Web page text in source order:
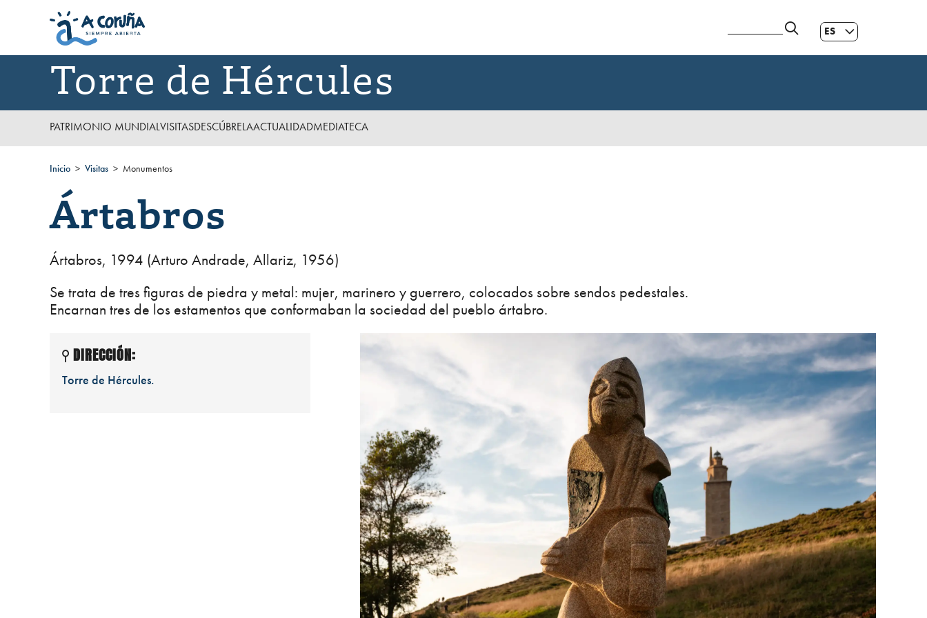
ES
GL|
EN
Torre de Hércules
PATRIMONIO MUNDIALVISITASDESCÚBRELAACTUALIDADMEDIATECA
Inicio Visitas Monumentos
Ártabros
DIRECCIÓN:
Torre de Hércules.
Ártabros, 1994 (Arturo Andrade, Allariz, 1956)
Se trata de tres figuras de piedra y metal: mujer, marinero y guerrero, colocados sobre sendos pedestales.
Encarnan tres de los estamentos que conformaban la sociedad del pueblo ártabro.